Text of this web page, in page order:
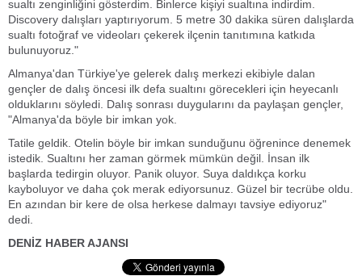
sualtı zenginliğini gösterdim. Binlerce kişiyi sualtına indirdim.
Discovery dalışları yaptırıyorum. 5 metre 30 dakika süren dalışlarda
sualtı fotoğraf ve videoları çekerek ilçenin tanıtımına katkıda
bulunuyoruz."
Almanya'dan Türkiye'ye gelerek dalış merkezi ekibiyle dalan
gençler de dalış öncesi ilk defa sualtını görecekleri için heyecanlı
olduklarını söyledi. Dalış sonrası duygularını da paylaşan gençler,
"Almanya'da böyle bir imkan yok.
Tatile geldik. Otelin böyle bir imkan sunduğunu öğrenince denemek
istedik. Sualtını her zaman görmek mümkün değil. İnsan ilk
başlarda tedirgin oluyor. Panik oluyor. Suya daldıkça korku
kayboluyor ve daha çok merak ediyorsunuz. Güzel bir tecrübe oldu.
En azından bir kere de olsa herkese dalmayı tavsiye ediyoruz"
dedi.
DENİZ HABER AJANSI